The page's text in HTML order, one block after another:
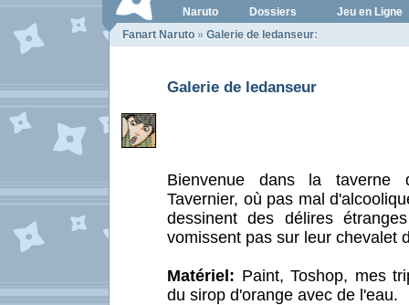
Naruto Dossiers
Jeu en Ligne
Fanart Naruto » Galerie de ledanseur:
Galerie de ledanseur
Bienvenue dans la taverne
Tavernier, où pas mal
dessinent des délires
vomissent pas sur leur chevalet
Matériel: Paint, Toshop, mes
du sirop d'orange avec de l'eau.